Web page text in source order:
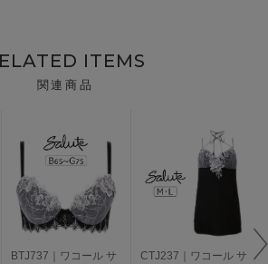
ITEMS
関連商品
BTJ737｜ワコール サ
CTJ237｜ワコール サ